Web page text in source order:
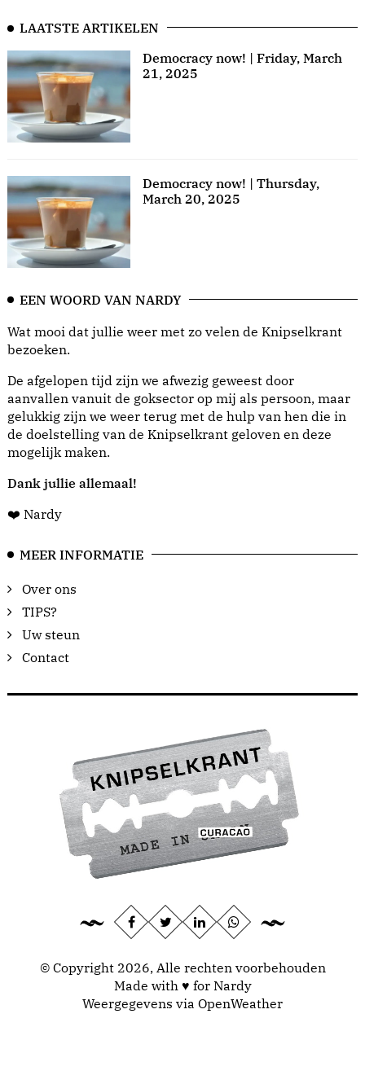
LAATSTE ARTIKELEN
Democracy now! | Friday, March
21, 2025
Democracy now! | Thursday,
March 20, 2025
EEN WOORD VAN NARDY
Wat mooi dat jullie weer met zo velen de Knipselkrant
bezoeken.
De afgelopen tijd zijn we afwezig geweest door
aanvallen vanuit de goksector op mij als persoon, maar
gelukkig zijn we weer terug met de hulp van hen die in
de doelstelling van de Knipselkrant geloven en deze
mogelijk maken.
Dank jullie allemaal!
❤️ Nardy
MEER INFORMATIE
Over ons
TIPS?
Uw steun
Contact
© Copyright 2026, Alle rechten voorbehouden
Made with ♥ for Nardy
Weergegevens via OpenWeather